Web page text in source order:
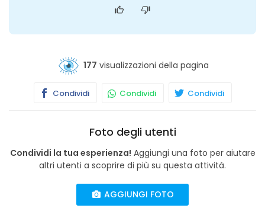
177 visualizzazioni della pagina
Condividi Condividi Condividi
Foto degli utenti
Condividi la tua esperienza! Aggiungi una foto per aiutare
altri utenti a scoprire di più su questa attività.
AGGIUNGI FOTO